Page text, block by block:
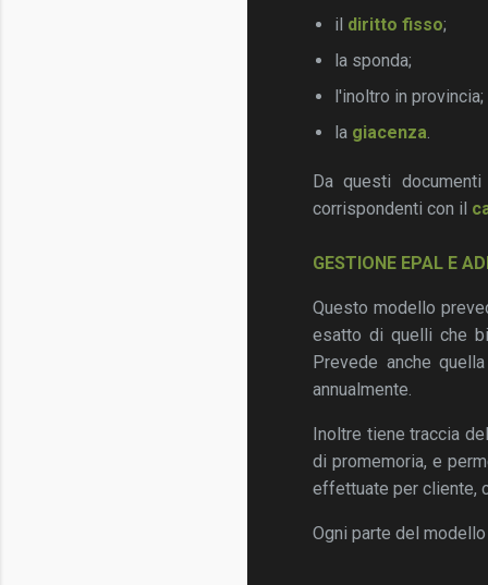
il diritto fisso;
la sponda;
l'inoltro in provincia;
la giacenza
Da questi
corrispondenti con il
GESTIONE EPAL E
Questo modello
esatto di quelli che
Prevede anche
annualmente.
Inoltre tiene traccia
di promemoria, e
effettuate per cliente,
Ogni parte del